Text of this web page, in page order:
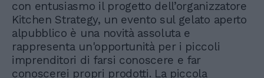
con entusiasmo il progetto dell’organizzatore
Kitchen Strategy, un evento sul gelato aperto
alpubblico è una novità assoluta e
rappresenta un'opportunità per i piccoli
imprenditori di farsi conoscere e far
conoscerei propri prodotti. La piccola